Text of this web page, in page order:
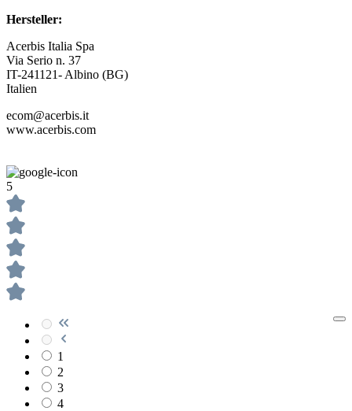
Hersteller:
Acerbis Italia Spa
Via Serio n. 37
IT-241121- Albino (BG)
Italien
ecom@acerbis.it
www.acerbis.com
5
1
2
3
4